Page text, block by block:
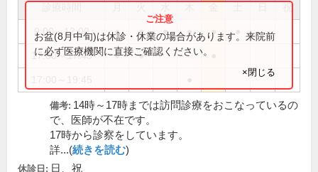
祝
9:00～12:00 ● ● ● ● ●
17:00～17:45 ● ●
お盆(8月中旬)は休診・休業の場合があります。来院前
に必ず医療機関に直接ご確認ください。
×閉じる
備考: 14時～17時までは訪問診療をおこなっているの
で、医師が不在です。
17時から診察をしています。
詳...(続きを読む)
休診日: 日、祝